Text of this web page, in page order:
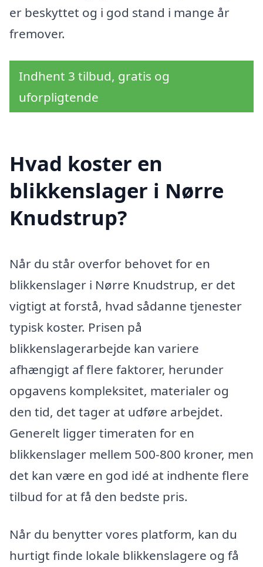
er beskyttet og i god stand i mange år
fremover.
Indhent 3 tilbud, gratis og
uforpligtende
Hvad koster en
blikkenslager i Nørre
Knudstrup?
Når du står overfor behovet for en
blikkenslager i Nørre Knudstrup, er det
vigtigt at forstå, hvad sådanne tjenester
typisk koster. Prisen på
blikkenslagerarbejde kan variere
afhængigt af flere faktorer, herunder
opgavens kompleksitet, materialer og
den tid, det tager at udføre arbejdet.
Generelt ligger timeraten for en
blikkenslager mellem 500-800 kroner, men
det kan være en god idé at indhente flere
tilbud for at få den bedste pris.
Når du benytter vores platform, kan du
hurtigt finde lokale blikkenslagere og få